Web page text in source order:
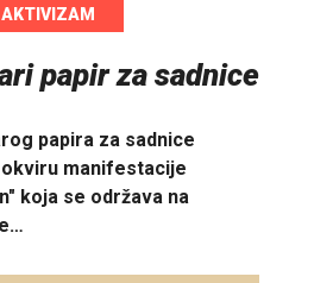
AKTIVIZAM
papir za sadnice
papira za sadnice
manifestacije
koja se održava na